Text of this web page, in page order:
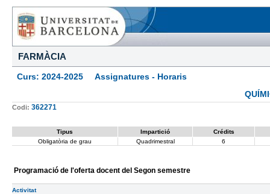
FARMÀCIA
Curs: 2024-2025 Assignatures - Horaris
Codi: 362271
Tipus Impartició
Crédits
Obligatòria de grau
Quadrimestral 6
Programació de l'oferta docent del Segon semestre
Activitat